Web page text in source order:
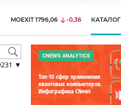
MOEXIT 1796,06 -0,36 КАТАЛОГ
▼
CNEWS ANALYTICS
Топ-10 сфер применения
квантовых компьютеров.
Инфографика CNews